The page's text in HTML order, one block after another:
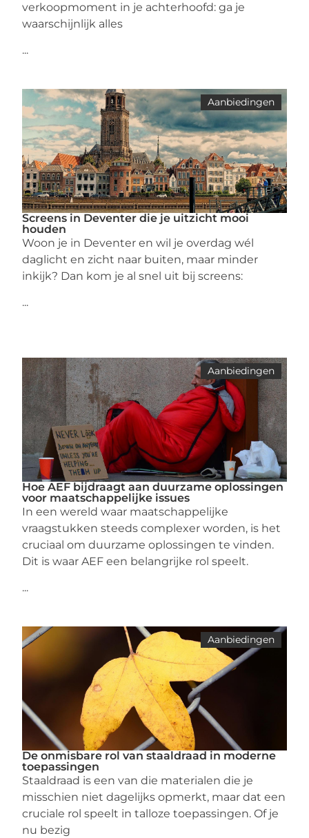
verkoopmoment in je achterhoofd: ga je
waarschijnlijk alles
...
Aanbiedingen
Screens in Deventer die je uitzicht mooi
houden
Woon je in Deventer en wil je overdag wél
daglicht en zicht naar buiten, maar minder
inkijk? Dan kom je al snel uit bij screens:
...
Aanbiedingen
Hoe AEF bijdraagt aan duurzame oplossingen
voor maatschappelijke issues
In een wereld waar maatschappelijke
vraagstukken steeds complexer worden, is het
cruciaal om duurzame oplossingen te vinden.
Dit is waar AEF een belangrijke rol speelt.
...
Aanbiedingen
De onmisbare rol van staaldraad in moderne
toepassingen
Staaldraad is een van die materialen die je
misschien niet dagelijks opmerkt, maar dat een
cruciale rol speelt in talloze toepassingen. Of je
nu bezig